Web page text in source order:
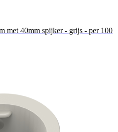
met 40mm spijker - grijs - per 100